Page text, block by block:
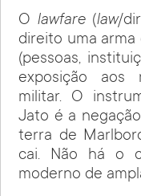
O lawfare (law/
direito uma
(pessoas,
exposição aos
militar. O
Jato é a
terra de
cai. Não há o
moderno de